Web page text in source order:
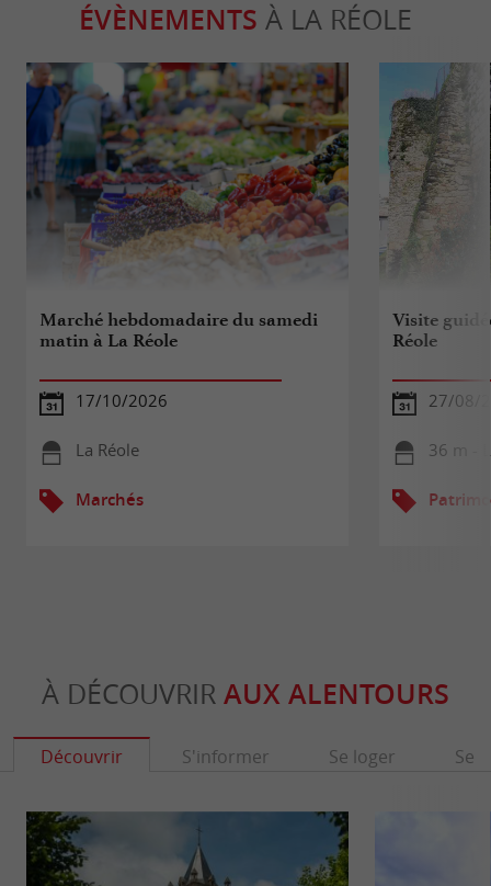
ÉVÈNEMENTS À LA RÉOLE
Marché hebdomadaire du samedi
matin à La Réole
17/10/2026
La Réole
Marchés
Visite
Réole
27/08/
36 m -
À DÉCOUVRIR AUX ALENTOURS
Découvrir S'informer Se loger Se